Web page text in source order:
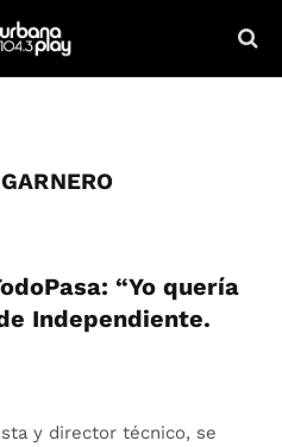
“Yo quería
Independiente.
y director técnico, se